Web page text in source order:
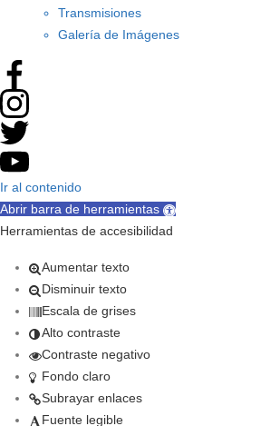
Transmisiones
Galería de Imágenes
Ir al contenido
Abrir barra de herramientas
Herramientas de accesibilidad
Aumentar texto
Disminuir texto
Escala de grises
Alto contraste
Contraste negativo
Fondo claro
Subrayar enlaces
Fuente legible